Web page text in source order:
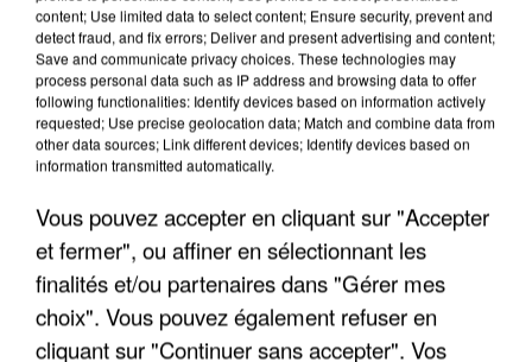
DE FAUNE SAUVAGE SONT...
content; Use limited data to select content; Ensure security, prevent and
detect fraud, and fix errors; Deliver and present advertising and content;
Save and communicate privacy choices. These technologies may
process personal data such as IP address and browsing data to offer
following functionalities: Identify devices based on information actively
requested; Use precise geolocation data; Match and combine data from
other data sources; Link different devices; Identify devices based on
information transmitted automatically.
Vous pouvez accepter en cliquant sur "Accepter
et fermer", ou affiner en sélectionnant les
finalités et/ou partenaires dans "Gérer mes
choix". Vous pouvez également refuser en
cliquant sur "Continuer sans accepter". Vos